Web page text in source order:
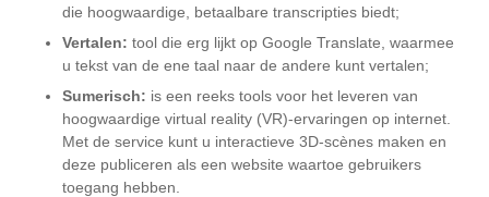
die hoogwaardige, betaalbare transcripties biedt;
Vertalen: tool die erg lijkt op Google Translate, waarmee
u tekst van de ene taal naar de andere kunt vertalen;
Sumerisch: is een reeks tools voor het leveren van
hoogwaardige virtual reality (VR)-ervaringen op internet.
Met de service kunt u interactieve 3D-scènes maken en
deze publiceren als een website waartoe gebruikers
toegang hebben.